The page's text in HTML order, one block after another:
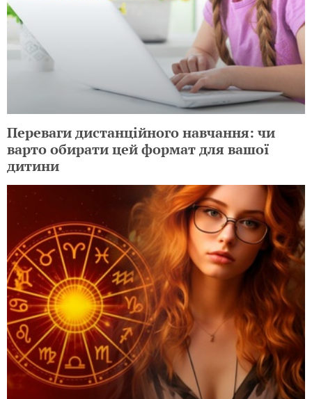
Переваги дистанційного навчання: чи
варто обирати цей формат для вашої
дитини